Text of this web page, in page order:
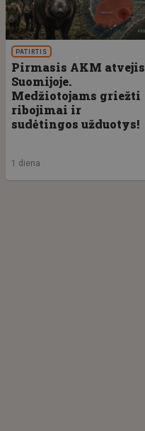
PATIRTIS
Pirmasis AKM atvejis
Suomijoje.
Medžiotojams griežti
ribojimai ir
sudėtingos užduotys!
1 diena